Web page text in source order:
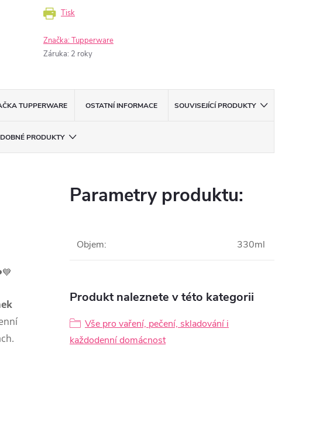
Tisk
Značka:Tupperware
Záruka: 2 roky
TUPPERWARE OSTATNÍ INFORMACE SOUVISEJÍCÍ PRODUKTY
PRODUKTY
Parametry produktu:
Objem: 330ml
Produkt naleznete v této kategorii
Vše pro vaření, pečení, skladování i
každodenní domácnost